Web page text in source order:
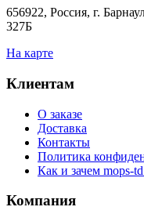
656922, Россия, г.
327Б
На карте
Клиентам
О заказе
Доставка
Контакты
Политика
Как и зачем mops-
Компания